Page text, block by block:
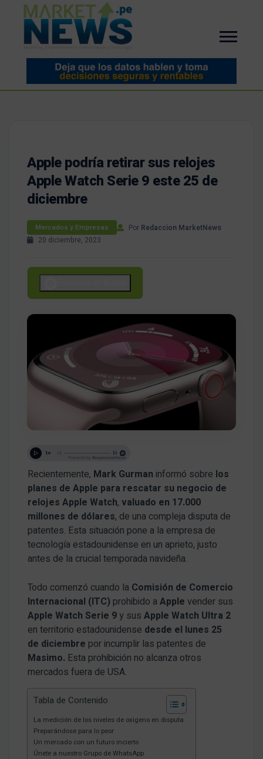
Apple podría retirar sus relojes
Apple Watch Serie 9 este 25 de
diciembre
Mercados y Empresas Por Redaccion MarketNews
20 diciembre, 2023
Recientemente, Mark Gurman informó sobre los
planes de Apple para rescatar su negocio de
relojes Apple Watch, valuado en 17.000
millones de dólares, de una compleja disputa de
patentes. Esta situación pone a la empresa de
tecnología estadounidense en un aprieto, justo
antes de la crucial temporada navideña.
Todo comenzó cuando la Comisión de Comercio
Internacional (ITC) prohibido aApple vender sus
Apple Watch Serie 9 y susApple Watch Ultra 2
en territorio estadounidense desde el lunes 25
de diciembre por incumplir las patentes de
Masimo. Esta prohibición no alcanza otros
mercados fuera de USA.
Tabla de Contenido
La medición de los niveles de oxigeno en disputa
Preparándose para lo peor
Un mercado con un futuro incierto
Únete a nuestro Grupo de WhatsApp